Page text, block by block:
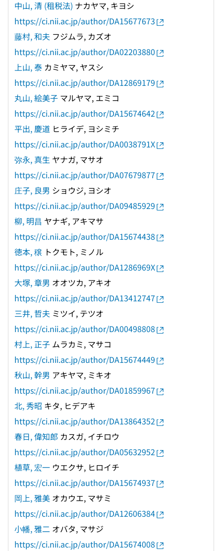
中山, 清 (租税法) ナカヤマ, キヨシ
https://ci.nii.ac.jp/author/DA15677673
藤村, 和夫 フジムラ, カズオ
https://ci.nii.ac.jp/author/DA02203880
上山, 泰 カミヤマ, ヤスシ
https://ci.nii.ac.jp/author/DA12869179
丸山, 絵美子 マルヤマ, エミコ
https://ci.nii.ac.jp/author/DA15674642
平出, 慶道 ヒライデ, ヨシミチ
https://ci.nii.ac.jp/author/DA0038791X
弥永, 真生 ヤナガ, マサオ
https://ci.nii.ac.jp/author/DA07679877
庄子, 良男 ショウジ, ヨシオ
https://ci.nii.ac.jp/author/DA09485929
柳, 明昌 ヤナギ, アキマサ
https://ci.nii.ac.jp/author/DA15674438
徳本, 穣 トクモト, ミノル
https://ci.nii.ac.jp/author/DA1286969X
大塚, 章男 オオツカ, アキオ
https://ci.nii.ac.jp/author/DA13412747
三井, 哲夫 ミツイ, テツオ
https://ci.nii.ac.jp/author/DA00498808
村上, 正子 ムラカミ, マサコ
https://ci.nii.ac.jp/author/DA15674449
秋山, 幹男 アキヤマ, ミキオ
https://ci.nii.ac.jp/author/DA01859967
北, 秀昭 キタ, ヒデアキ
https://ci.nii.ac.jp/author/DA13864352
春日, 偉知郎 カスガ, イチロウ
https://ci.nii.ac.jp/author/DA05632952
植草, 宏一 ウエクサ, ヒロイチ
https://ci.nii.ac.jp/author/DA15674937
岡上, 雅美 オカウエ, マサミ
https://ci.nii.ac.jp/author/DA12606384
小幡, 雅二 オバタ, マサジ
https://ci.nii.ac.jp/author/DA15674008